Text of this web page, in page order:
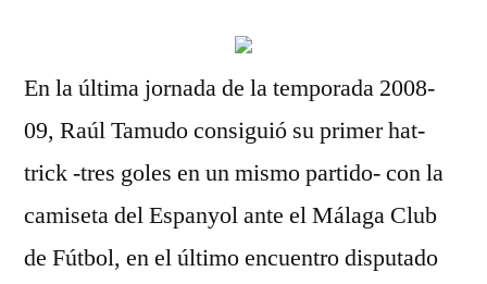
En la última jornada de la temporada 2008-
09, Raúl Tamudo consiguió su primer hat-
trick -tres goles en un mismo partido- con la
camiseta del Espanyol ante el Málaga Club
de Fútbol, en el último encuentro disputado